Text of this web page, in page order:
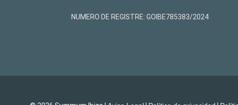
NUMERO DE REGISTRE: GOIBE785383/2024